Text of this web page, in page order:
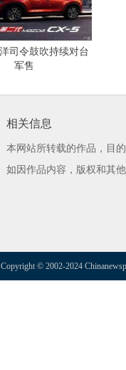
司令鼓吹持续对台
军售
相关信息
本网站所转载的作品，目
如因作品内容，版权和其
Copyright © 2002-2024